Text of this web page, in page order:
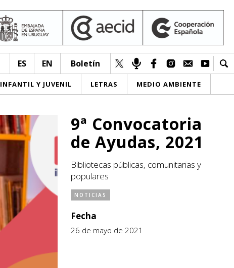
ES EN Boletín
INFANTIL Y JUVENIL LETRAS MEDIO AMBIENTE
9ª Convocatoria
de Ayudas, 2021
Bibliotecas públicas, comunitarias y
populares
NOTICIAS
Fecha
26 de mayo de 2021